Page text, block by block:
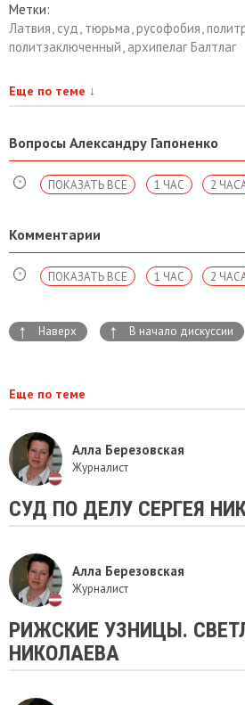
Метки:
Латвия, суд, тюрьма,русофобия,
политзаключенный, архипелаг Балтлаг
Еще по теме ↓
Вопросы Александру Гапоненко
2
1 ЧАС
ПОКАЗАТЬ ВСЕ
Комментарии
2
1 ЧАС
ПОКАЗАТЬ ВСЕ
↑ Наверх ↑ В начало дискуссии
Еще по теме
Алла Березовская
Журналист
СУД ПО ДЕЛУ СЕРГЕЯ
Алла Березовская
Журналист
РИЖСКИЕ УЗНИЦЫ.
НИКОЛАЕВА